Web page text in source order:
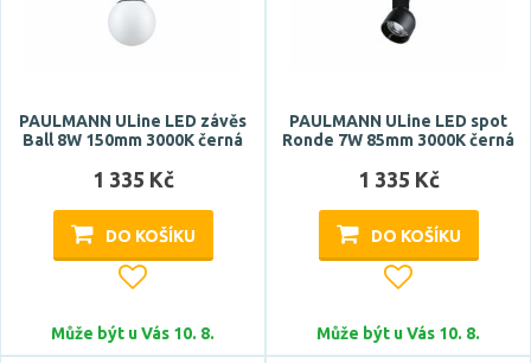
PAULMANN ULine LED závěs
Ball 8W 150mm 3000K černá
1 335 Kč
DO KOŠÍKU
Může být u Vás 10. 8.
PAULMANN ULine LED spot
Ronde 7W 85mm 3000K černá
1 335 Kč
DO KOŠÍKU
Může být u Vás 10. 8.